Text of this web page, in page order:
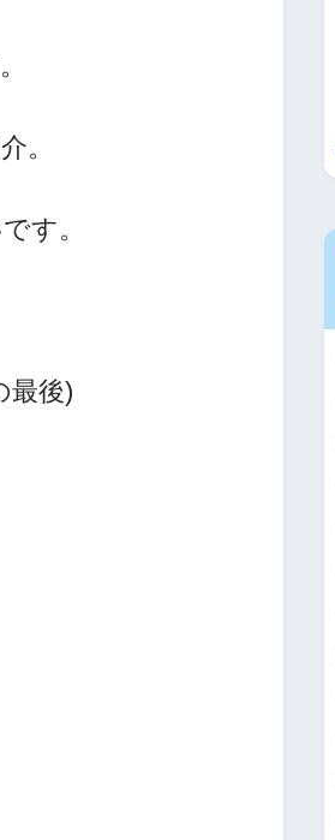
。
す。
最後)